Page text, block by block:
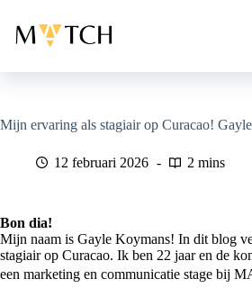
naar
Mijn ervaring als stagiair op Curacao! Gayle
12 februari 2026 2 mins
Bon dia!
Mijn naam is Gayle Koymans! In dit blog
stagiair op Curacao. Ik ben 22 jaar en de
een marketing en communicatie stage bij